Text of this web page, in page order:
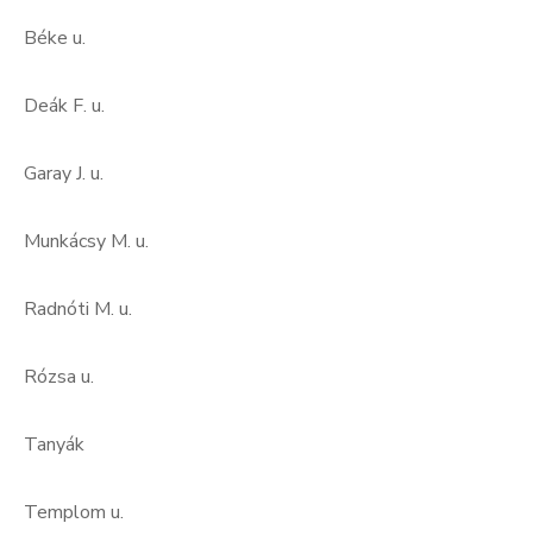
Béke u.
Deák F. u.
Garay J. u.
Munkácsy M. u.
Radnóti M. u.
Rózsa u.
Tanyák
Templom u.